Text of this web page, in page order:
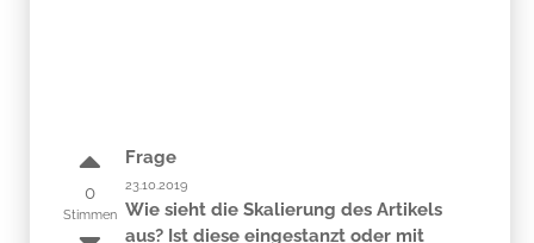
0
Stimmen
Frage
23.10.2019
Wie sieht die Skalierung des Artikels
aus? Ist diese eingestanzt oder mit